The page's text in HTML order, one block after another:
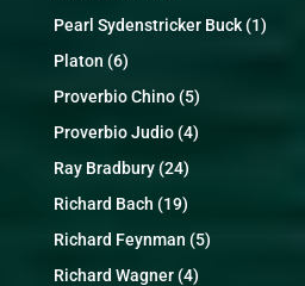
Pearl Sydenstricker Buck(1)
Platon (6)
Proverbio Chino(5)
Proverbio Judio(4)
Ray Bradbury(24)
Richard Bach (19)
Richard Feynman (5)
Richard Wagner(4)